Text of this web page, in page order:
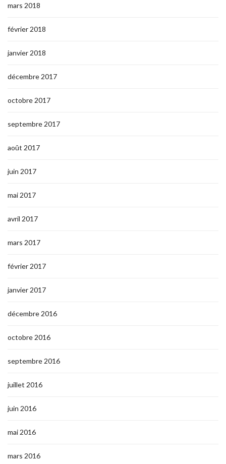
mars 2018
février 2018
janvier 2018
décembre 2017
octobre 2017
septembre 2017
août 2017
juin 2017
mai 2017
avril 2017
mars 2017
février 2017
janvier 2017
décembre 2016
octobre 2016
septembre 2016
juillet 2016
juin 2016
mai 2016
mars 2016